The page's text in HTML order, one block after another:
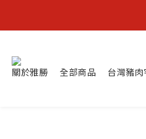
關於雅勝 全部商品 台灣豬